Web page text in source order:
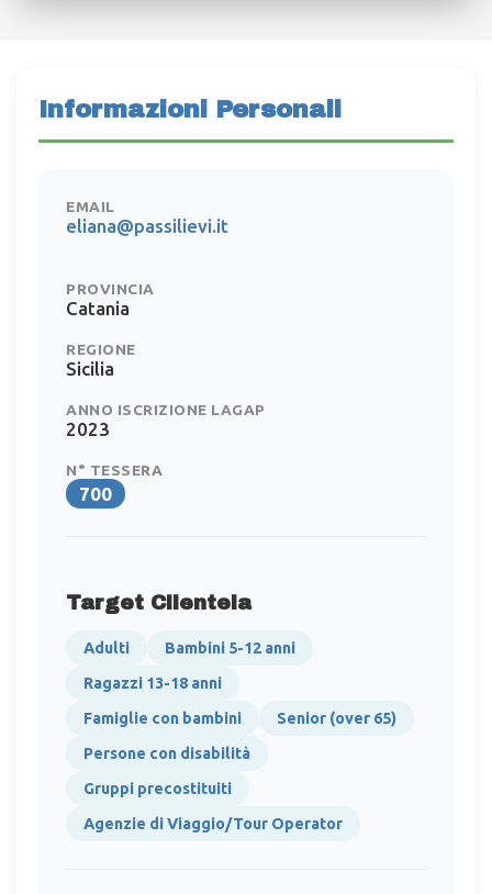
Informazioni Personali
EMAIL
eliana@passilievi.it
PROVINCIA
Catania
REGIONE
Sicilia
ANNO ISCRIZIONE LAGAP
2023
N° TESSERA
700
Target Clientela
Adulti
Bambini 5-12 anni
Ragazzi 13-18 anni
Famiglie con bambini
Senior (over 65)
Persone con disabilità
Gruppi precostituiti
Agenzie di Viaggio/Tour Operator